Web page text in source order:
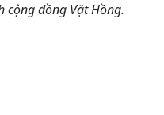
cộng đồng Vặt Hồng.